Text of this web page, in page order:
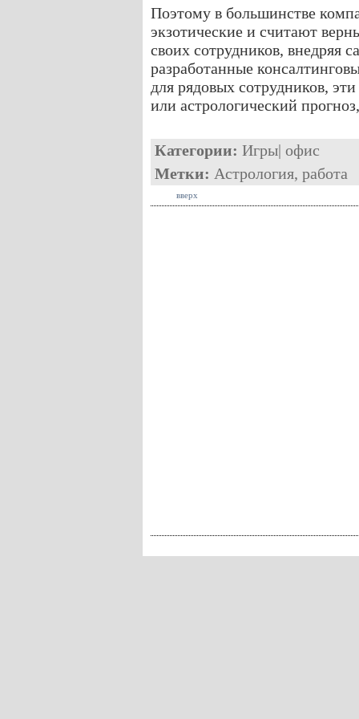
Поэтому в большинстве
экзотические и считают
своих сотрудников, внедряя
разработанные
для рядовых сотрудников,
или астрологический
Категории: Игры| офис
Метки: Астрология, работа
вверх